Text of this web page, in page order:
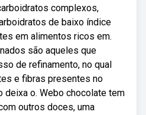
complexos,
de baixo índice
em alimentos ricos em.
são aqueles que
de refinamento, no qual
e fibras presentes no
deixa o. Webo chocolate tem
outros doces, uma